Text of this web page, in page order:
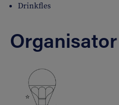
Drinkfles
Organisator